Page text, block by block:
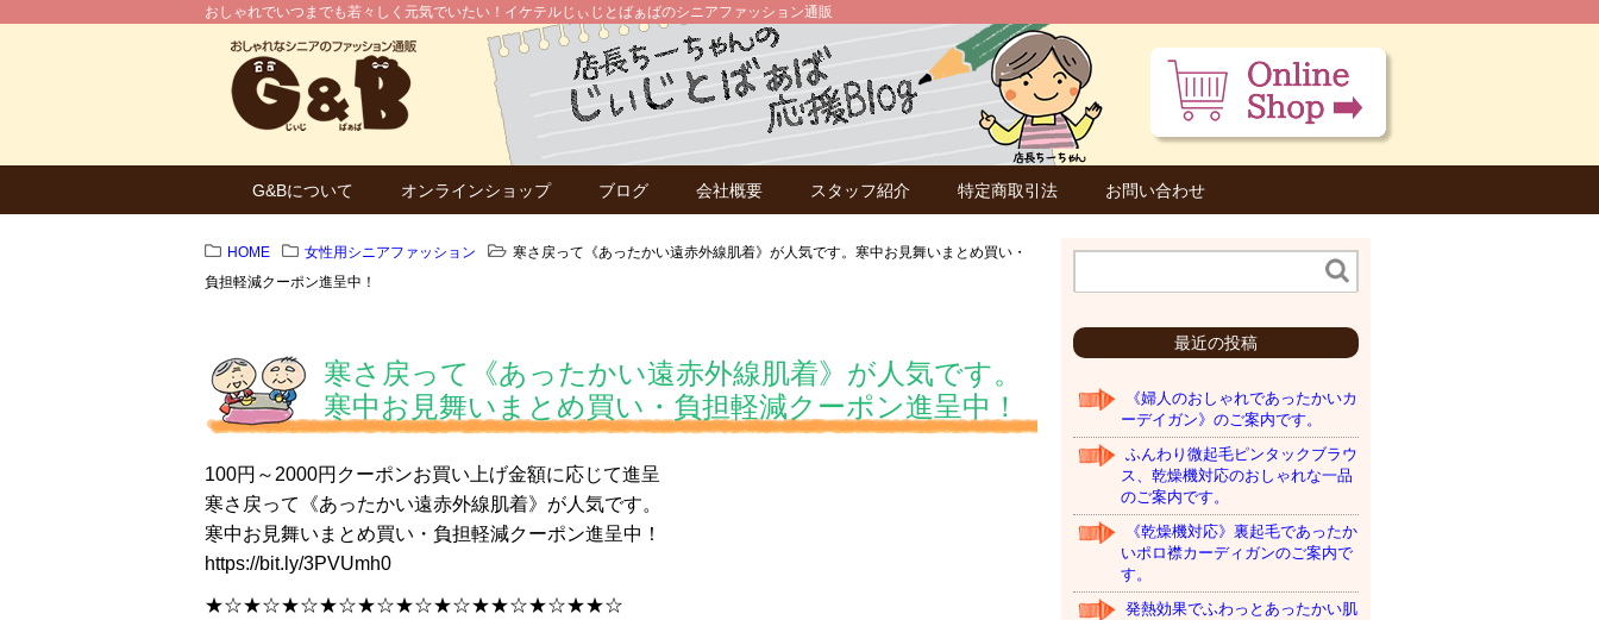
おしゃれでいつまでも若々しく元気でいたい！イケテルじぃじとばぁばのシニアファッション通販
G&Bについて オンラインショップ ブログ 会社概要 スタッフ紹介 特定商取引法 お問い合わせ
HOME 女性用シニアファッション
寒さ戻って《あったかい遠赤外線肌着》が人気です。寒中お見舞いまとめ買い・
負担軽減クーポン進呈中！
寒さ戻って《あったかい遠赤外線肌着》が人気です。
寒中お見舞いまとめ買い・負担軽減クーポン進呈中！
100円～2000円クーポンお買い上げ金額に応じて進呈
寒さ戻って《あったかい遠赤外線肌着》が人気です。
寒中お見舞いまとめ買い・負担軽減クーポン進呈中！
https://bit.ly/3PVUmh0
★☆★☆★☆★☆★☆★☆★☆★★☆★☆★★☆
最近の投稿
《婦人のおしゃれであったかいカ
ーデイガン》のご案内です。
ふんわり微起毛ピンタックブラウ
ス、乾燥機対応のおしゃれな一品
のご案内です。
《乾燥機対応》裏起毛であったか
いポロ襟カーディガンのご案内で
す。
発熱効果でふわっとあったかい肌